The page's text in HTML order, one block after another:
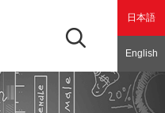
日本語
English